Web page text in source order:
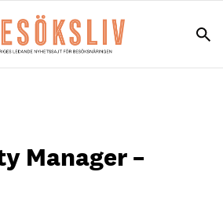
Manager –